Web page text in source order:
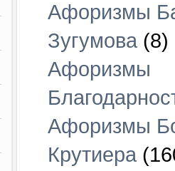
Афоризмы
Зугумова (8)
Афоризмы
Афоризмы
Крутиера